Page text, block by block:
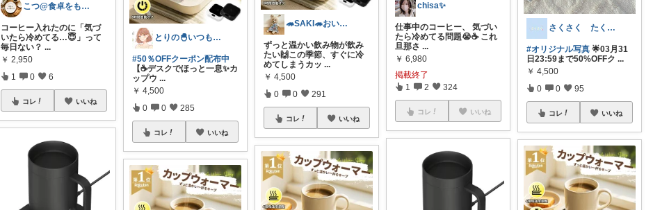
こつ@食卓をもっと楽しく♪
コーヒー入れたのに「気づ
いたら冷めてる…😇」って
毎日ない？...
￥ 2,950
1 0 6
コレ いいね
とりの🐣いつもありがとうございます
#50％OFFクーポン配布中
【☕デスクでほっと一息✨カ
ップウ ...
￥ 4,500
0 0 285
コレ いいね
🦔SAKI🦔おいしいもの紹介
ずっと温かい飲み物が飲み
たい🙌この季節、すぐに冷
めてしまうカッ ...
￥ 4,500
0 0 291
コレ いいね
chisa✨
仕事中のコーヒー、 気づい
たら冷めてる問題😭☕ これ
旦那さ ...
￥ 6,980
掲載終了
1 2 324
コレ いいね
さくさく たくさんの訪問感謝です🙇
#オリジナル写真 🌟03月31
日23:59まで50%OFFク ...
￥ 4,500
0 0 95
コレ いいね